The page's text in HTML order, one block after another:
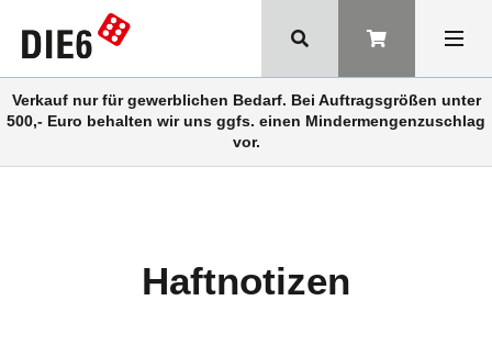
Verkauf nur für gewerblichen Bedarf. Bei Auftragsgrößen unter
500,- Euro behalten wir uns ggfs. einen Mindermengenzuschlag
vor.
Haftnotizen